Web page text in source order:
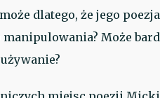
dlatego, że jego
Może